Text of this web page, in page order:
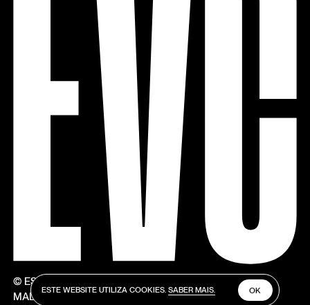
ESTE WEBSITE UTILIZA COOKIES.SABER MAIS. OK
© ESTÚDIOS VICTOR CÓRDON
MADE BY V–A STUDIO